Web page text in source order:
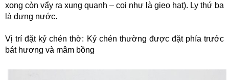
xong còn vẩy ra xung quanh – coi như là gieo hạt). Ly thứ ba
là đựng nước.
Vị trí đặt kỷ chén thờ: Kỷ chén thường được đặt phía trước
bát hương và mâm bồng